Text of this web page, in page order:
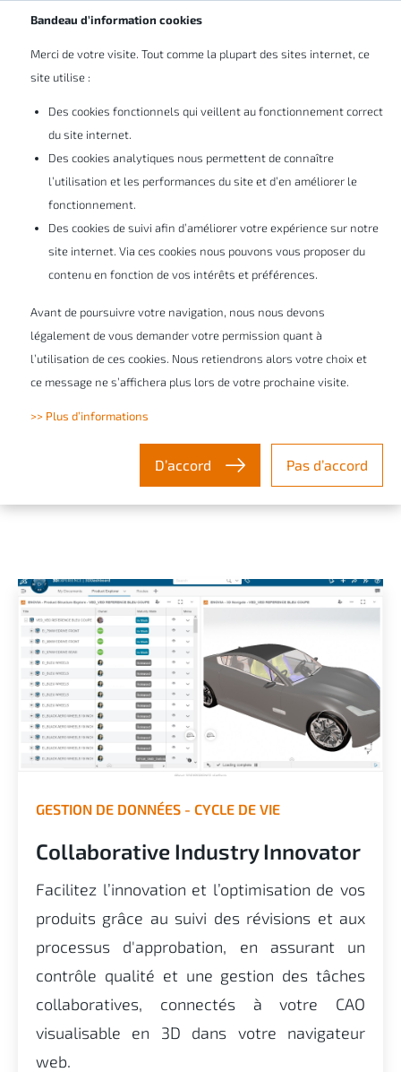
Bandeau d’information cookies
Merci de votre visite. Tout comme la plupart des sites internet, ce
site utilise :
Des cookies fonctionnels qui veillent au fonctionnement correct
du site internet.
Des cookies analytiques nous permettent de connaître
l’utilisation et les performances du site et d’en améliorer le
fonctionnement.
Des cookies de suivi afin d’améliorer votre expérience sur notre
site internet. Via ces cookies nous pouvons vous proposer du
contenu en fonction de vos intérêts et préférences.
Avant de poursuivre votre navigation, nous nous devons
légalement de vous demander votre permission quant à
l’utilisation de ces cookies. Nous retiendrons alors votre choix et
ce message ne s’affichera plus lors de votre prochaine visite.
>> Plus d’informations
D’accord Pas d’accord
Abonnez-vous à nos newsletters
ENOVIA
Dotée d'un vaste portefeuille d'applications,
disponible sur laplateforme cloud
3DEXPERIENCE , ENOVIA vous permet de
collaborer et d'innover en toute sécurité,
afin de créer et d'exécuter un plan efficace
et flexible, facilitant l'optimisation continue,
respect des normes et réglementations en
vigueur, pour transformer les opportunités
de marché en avantages concurrentiels.
GESTION DE DONNÉES - CYCLE DE VIE
Collaborative Industry Innovator
Facilitez l’innovation et l’optimisation de vos
produits grâce au suivi des révisions et aux
processus d'approbation, en assurant un
contrôle qualité et une gestion des tâches
collaboratives, connectés à votre CAO
visualisable en 3D dans votre navigateur
web.